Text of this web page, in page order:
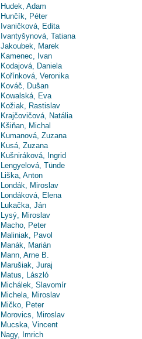
Hudek, Adam
Hunčík, Péter
Ivaničková, Edita
Ivantyšynová, Tatiana
Jakoubek, Marek
Kamenec, Ivan
Kodajová, Daniela
Kořínková, Veronika
Kováč, Dušan
Kowalská, Eva
Kožiak, Rastislav
Krajčovičová, Natália
Kšiňan, Michal
Kumanová, Zuzana
Kusá, Zuzana
Kušniráková, Ingrid
Lengyelová, Tünde
Liška, Anton
Londák, Miroslav
Londáková, Elena
Lukačka, Ján
Lysý, Miroslav
Macho, Peter
Maliniak, Pavol
Manák, Marián
Mann, Arne B.
Marušiak, Juraj
Matus, László
Michálek, Slavomír
Michela, Miroslav
Mičko, Peter
Morovics, Miroslav
Mucska, Vincent
Nagy, Imrich